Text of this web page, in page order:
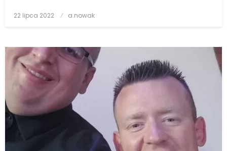
Posted
22 lipca 2022 a.nowak